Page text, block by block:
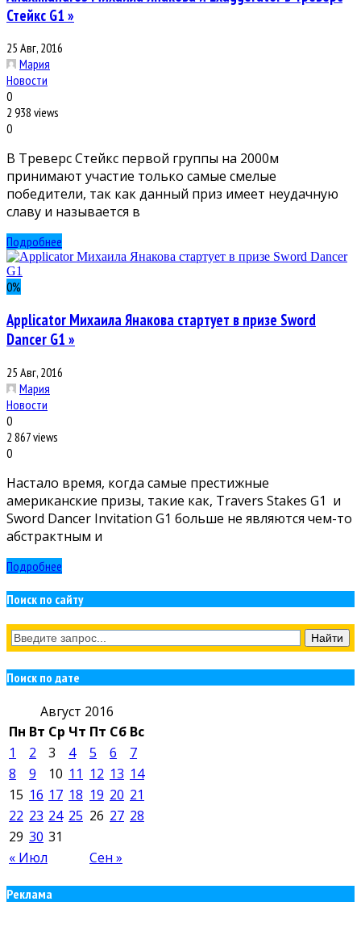
Стейкс G1 »
25 Авг, 2016
Мария
Новости
0
2 938 views
0
В Треверс Стейкс первой группы на 2000м
принимают участие только самые смелые
победители, так как данный приз имеет неудачную
славу и называется в
Подробнее
0%
Applicator Михаила Янакова стартует в призе Sword
Dancer G1 »
25 Авг, 2016
Мария
Новости
0
2 867 views
0
Настало время, когда самые престижные
американские призы, такие как, Travers Stakes G1 и
Sword Dancer Invitation G1 больше не являются чем-то
абстрактным и
Подробнее
Поиск по сайту
Поиск по дате
Август 2016
Пн Вт Ср Чт Пт Сб Вс
« Июл Сен »
1 2 3 4 5 6
7
8
9 10 11 12 13 14
15 16 17 18 19 20 21
22 23 24 25 26 27 28
29 30 31
Реклама